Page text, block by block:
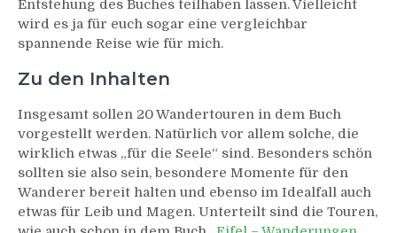
Entstehung des Buches teilhaben lassen. Vielleicht
wird es ja für euch sogar eine vergleichbar
spannende Reise wie für mich.
Zu den Inhalten
Insgesamt sollen 20 Wandertouren in dem Buch
vorgestellt werden. Natürlich vor allem solche, die
wirklich etwas „für die Seele“ sind. Besonders schön
sollten sie also sein, besondere Momente für den
Wanderer bereit halten und ebenso im Idealfall auch
etwas für Leib und Magen. Unterteilt sind die Touren,